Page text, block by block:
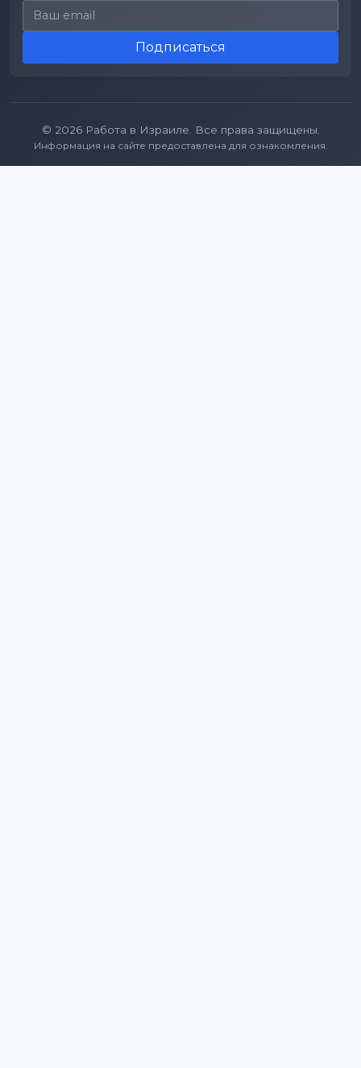
Email для подписки
Подписаться
© 2026 Работа в Израиле. Все права защищены.
Информация на сайте предоставлена для ознакомления.